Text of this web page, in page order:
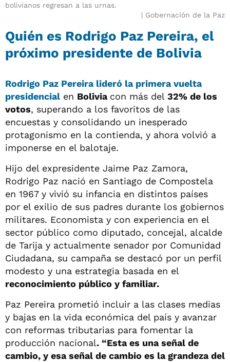
bolivianos regresan a las urnas.
Gobernación de la Paz
Quién es Rodrigo Paz Pereira, el
próximo presidente de Bolivia
Rodrigo Paz Pereiralideró la primera vuelta
presidencial en Bolivia con más del 32% de los
votos, superando a los favoritos de las
encuestas y consolidando un inesperado
protagonismo en la contienda, y ahora volvió a
imponerse en el balotaje.
Hijo del expresidente Jaime Paz Zamora,
Rodrigo Paz nació en Santiago de Compostela
en 1967 y vivió su infancia en distintos países
por el exilio de sus padres durante los gobiernos
militares. Economista y con experiencia en el
sector público como diputado, concejal, alcalde
de Tarija y actualmente senador por Comunidad
Ciudadana, su campaña se destacó por un perfil
modesto y una estrategia basada en el
reconocimiento público y familiar.
Paz Pereira prometió incluir a las clases medias
y bajas en la vida económica del país y avanzar
con reformas tributarias para fomentar la
producción nacional. “Esta es una señal de
cambio, y esa señal de cambio es la grandeza del